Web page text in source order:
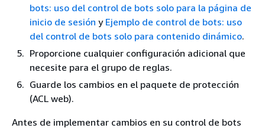
bots: uso del control de bots solo para la página de
inicio de sesión y Ejemplo de control de bots: uso
del control de bots solo para contenido dinámico.
Proporcione cualquier configuración adicional que
necesite para el grupo de reglas.
Guarde los cambios en el paquete de protección
(ACL web).
Antes de implementar cambios en su control de bots